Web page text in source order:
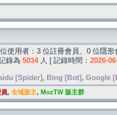
位使用者：3 位註冊會員、0 位隱
錄為 5034人 [ 記錄時間： 2026-
[Spider] , Bing [Bot] , Google
, 全域版主, MozTW 版主群